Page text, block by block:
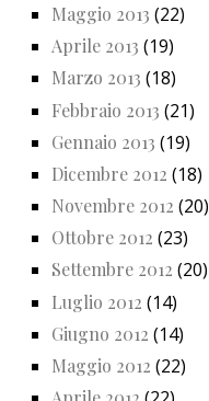
Maggio 2013 (22)
Aprile 2013 (19)
Marzo 2013 (18)
Febbraio 2013 (21)
Gennaio 2013 (19)
Dicembre 2012 (18)
Novembre 2012 (20)
Ottobre 2012 (23)
Settembre 2012 (20)
Luglio 2012 (14)
Giugno 2012 (14)
Maggio 2012 (22)